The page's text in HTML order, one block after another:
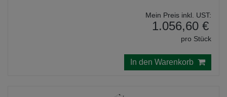
Mein Preis inkl. UST:
1.056,60 €
pro Stück
In den Warenkorb